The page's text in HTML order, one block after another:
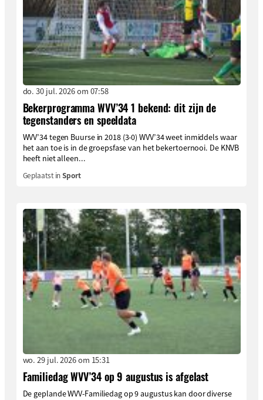
do. 30 jul. 2026 om 07:58
Bekerprogramma WVV’34 1 bekend: dit zijn de
tegenstanders en speeldata
WVV’34 tegen Buurse in 2018 (3-0) WVV’34 weet inmiddels waar
het aan toe is in de groepsfase van het bekertoernooi. De KNVB
heeft niet alleen...
Geplaatst inSport
wo. 29 jul. 2026 om 15:31
Familiedag WVV’34 op 9 augustus is afgelast
De geplande WVV-Familiedag op 9 augustus kan door diverse